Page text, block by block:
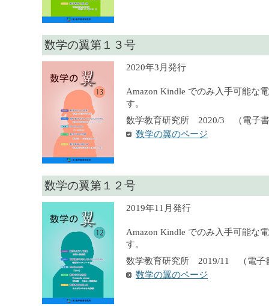
数学の翼第１３号
2020年3月発行
Amazon Kindle でのみ入手可能な
す。
数学教育研究所 2020/3 （電子
数学の翼のページ
数学の翼第１２号
2019年11月発行
Amazon Kindle でのみ入手可能な
す。
数学教育研究所 2019/11 （電子
数学の翼のページ